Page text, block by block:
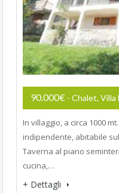
90.000€ - Chalet,
In villaggio, a circa 1000
indipendente, abitabile
Taverna al piano
cucina,…
+ Dettagli